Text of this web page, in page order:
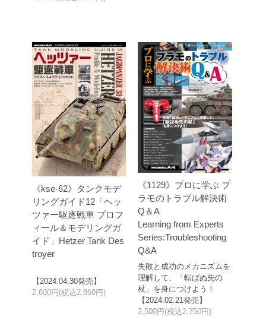
《kse-62》タンクモデ
リングガイド12「ヘッ
ツァー駆逐戦車 プロフ
ィール＆モデリングガ
イド」Hetzer Tank Des
troyer
【2024.04.30発売】
2,600円(税込2,860円)
《1129》プロに学ぶ プ
ラモのトラブル解決術
Q＆A
Learning from Experts
Series:Troubleshooting
Q&A
失敗と成功のメカニズムを
理解して、「転ばぬ先の
杖」を身につけよう！
【2024.02.21発売】
2,500円(税込2,750円)